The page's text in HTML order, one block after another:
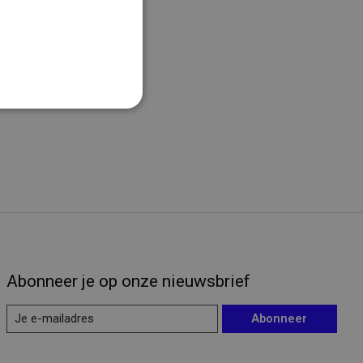
kunnen we een positieve verandering
Abonneer je op onze nieuwsbrief
Abonneer